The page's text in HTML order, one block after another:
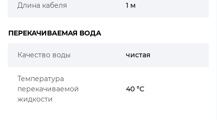
Длина кабеля 1 м
ПЕРЕКАЧИВАЕМАЯ ВОДА
Качество воды чистая
Температура
перекачиваемой
жидкости
40 °C